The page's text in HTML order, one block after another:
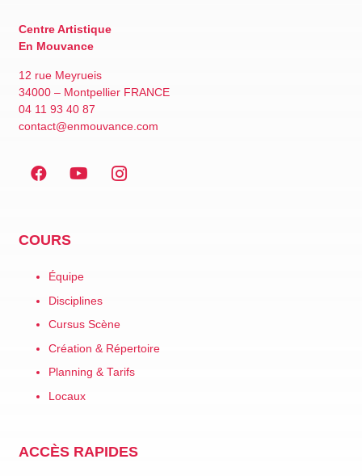
Centre Artistique
En Mouvance
12 rue Meyrueis
34000 – Montpellier FRANCE
04 11 93 40 87
contact@enmouvance.com
COURS
Équipe
Disciplines
Cursus Scène
Création & Répertoire
Planning & Tarifs
Locaux
ACCÈS RAPIDES